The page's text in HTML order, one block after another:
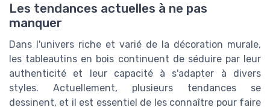
Les tendances actuelles à ne pas
manquer
Dans l'univers riche et varié de la décoration murale,
les tableautins en bois continuent de séduire par leur
authenticité et leur capacité à s'adapter à divers
styles. Actuellement, plusieurs tendances se
dessinent, et il est essentiel de les connaître pour faire